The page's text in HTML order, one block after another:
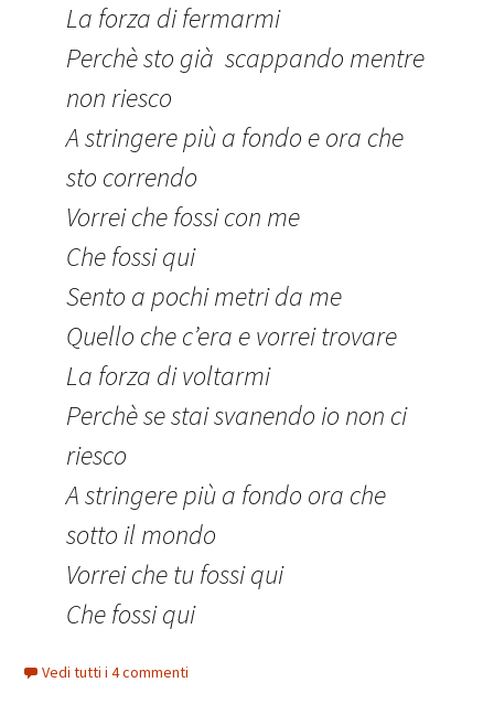
La forza di fermarmi
Perchè sto già scappando mentre
non riesco
A stringere più a fondo e ora che
sto correndo
Vorrei che fossi con me
Che fossi qui
Sento a pochi metri da me
Quello che c’era e vorrei trovare
La forza di voltarmi
Perchè se stai svanendo io non ci
riesco
A stringere più a fondo ora che
sotto il mondo
Vorrei che tu fossi qui
Che fossi qui
Vedi tutti i 4 commenti